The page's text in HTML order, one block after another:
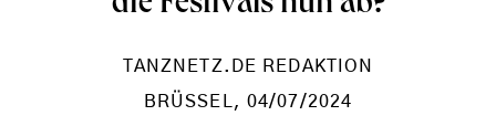
TANZNETZ.DE REDAKTION
BRÜSSEL
, 04/07/2024